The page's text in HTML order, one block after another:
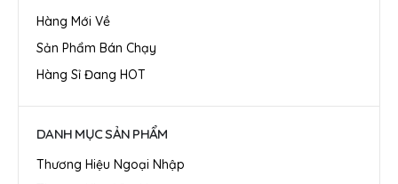
Hàng Mới Về
Sản Phẩm Bán Chạy
Hàng Sỉ Đang HOT
DANH MỤC SẢN PHẨM
Thương Hiệu Ngoại Nhập